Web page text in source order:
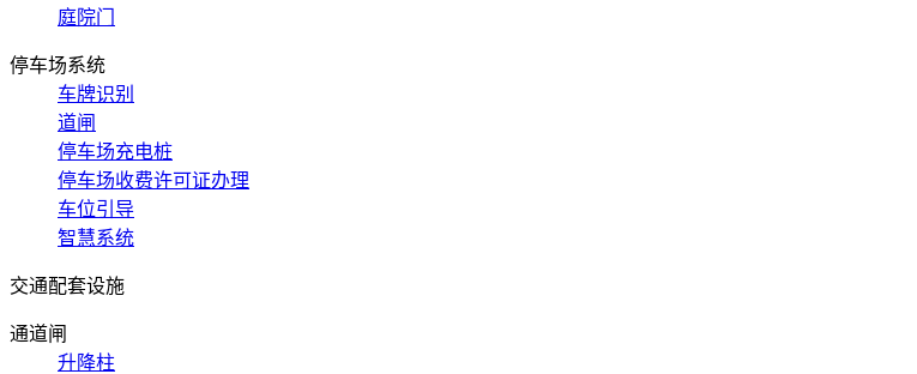
庭院门
停车场系统
车牌识别
道闸
停车场充电桩
停车场收费许可证办理
车位引导
智慧系统
交通配套设施
通道闸
升降柱